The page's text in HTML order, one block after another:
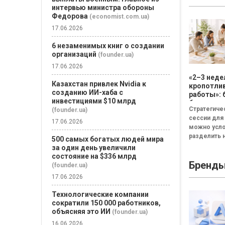
«2–3
работы»:
бизнесу
смысла
сессию
сессии для
можно
разделить
Неудачная
интервью министра обороны
Федорова (economist.com.ua)
17.06.2026
6 незаменимых книг о создании
организаций (founder.ua)
17.06.2026
Казахстан привлек Nvidia к
созданию ИИ-хаба с
инвестициями $10 млрд
(founder.ua)
17.06.2026
500 самых богатых людей мира
за один день увеличили
состояние на $336 млрд
(founder.ua)
17.06.2026
Технологические компании
сократили 150 000 работников,
объясняя это ИИ (founder.ua)
16.06.2026